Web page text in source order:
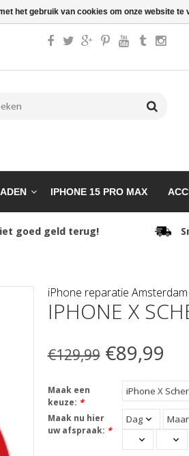
IPHONE 15 PRO MAX
goed geld terug!
iPhone reparatie Amsterdam
IPHONE X
€129,99 €89,99
Maak een
keuze: *
Maak nu hier
uw afspraak: *
het gebruik van cookies om onze website te